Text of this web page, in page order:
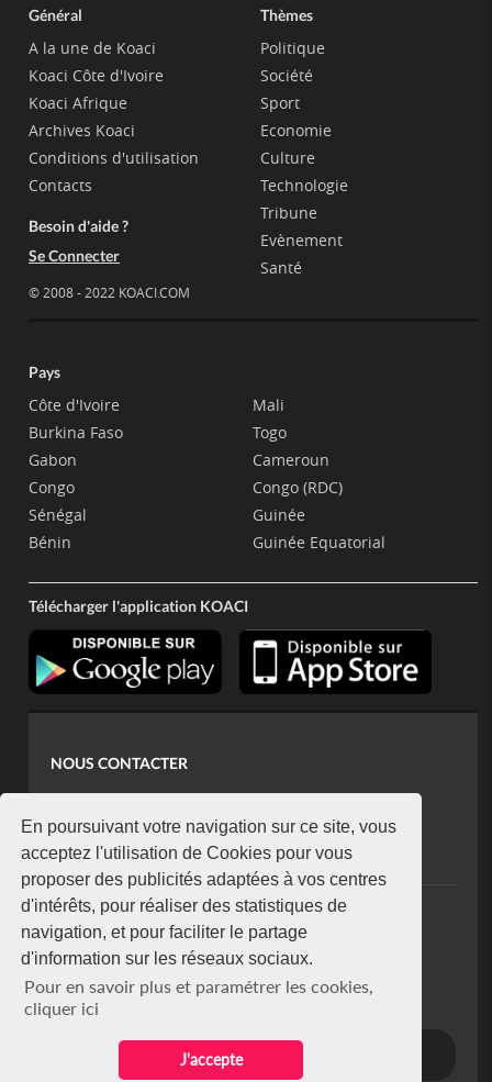
En poursuivant votre navigation sur ce site, vous
acceptez l'utilisation de Cookies pour vous
proposer des publicités adaptées à vos centres
d'intérêts, pour réaliser des statistiques de
navigation, et pour faciliter le partage
d'information sur les réseaux sociaux.
Pour en savoir plus et paramétrer les cookies,
cliquer ici
J'accepte
Général
A la une de Koaci
Koaci Côte d'Ivoire
Koaci Afrique
Archives Koaci
Conditions d'utilisation
Contacts
Besoin d'aide ?
Se Connecter
© 2008 - 2022 KOACI.COM
Thèmes
Politique
Société
Sport
Economie
Culture
Technologie
Tribune
Evènement
Santé
Pays
Côte d'Ivoire
Burkina Faso
Gabon
Congo
Sénégal
Bénin
Mali
Togo
Cameroun
Congo (RDC)
Guinée
Guinée Equatorial
Télécharger l'application KOACI
NOUS CONTACTER
koaci@yahoo.fr
+225 07 08 85 52 93
NEWSLETTER
Restez connecté via notre newsletter
S'abonner
Se désabonner